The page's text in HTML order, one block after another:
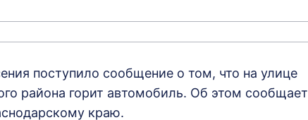
поступило сообщение о том, что на улице
района горит автомобиль. Об этом сообщает
краю.